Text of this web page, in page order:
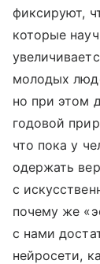
фиксируют,
которые
молодых
но при этом
годовой
что пока у
одержать
с
почему же
с нами
нейросети,